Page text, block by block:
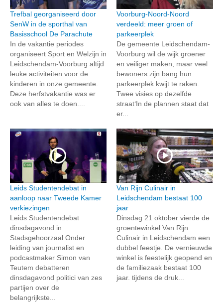
Trefbal georganiseerd door
SenW in de sporthal van
Basisschool De Parachute
In de vakantie periodes
organiseert Sport en Welzijn in
Leidschendam-Voorburg altijd
leuke activiteiten voor de
kinderen in onze gemeente.
Deze herfstvakantie was er
ook van alles te doen....
Voorburg-Noord-Noord
verdeeld: meer groen of
parkeerplek
De gemeente Leidschendam-
Voorburg wil de wijk groener
en veiliger maken, maar veel
bewoners zijn bang hun
parkeerplek kwijt te raken.
Twee visies op dezelfde
straat‘In de plannen staat dat
er...
Leids Studentendebat in
aanloop naar Tweede Kamer
verkiezingen
Leids Studentendebat
dinsdagavond in
Stadsgehoorzaal Onder
leiding van journalist en
podcastmaker Simon van
Teutem debatteren
dinsdagavond politici van zes
partijen over de
belangrijkste...
Van Rijn Culinair in
Leidschendam bestaat 100
jaar
Dinsdag 21 oktober vierde de
groentewinkel Van Rijn
Culinair in Leidschendam een
dubbel feestje. De vernieuwde
winkel is feestelijk geopend en
de familiezaak bestaat 100
jaar. tijdens de druk...